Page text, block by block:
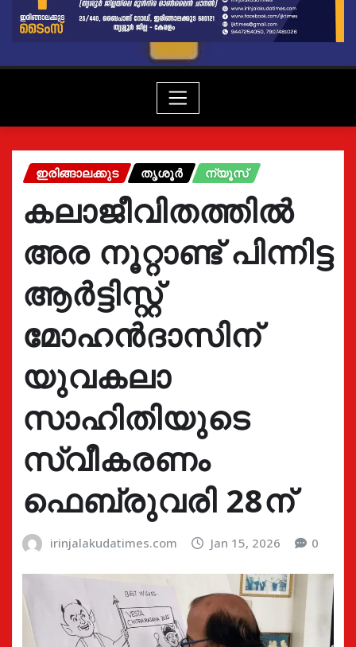
ഇരിങ്ങാലക്കുട തൃശൂർ ന്യൂസ്
കലാജീവിതത്തിൽ
അര നൂറ്റാണ്ട് പിന്നിട്ട
ആർട്ടിസ്റ്റ്
മോഹൻദാസിന്
യുവകലാ
സാഹിതിയുടെ
സ്വീകരണം
ഫെബ്രുവരി 28ന്
irinjalakudatimes.com Jan 15, 2026 0